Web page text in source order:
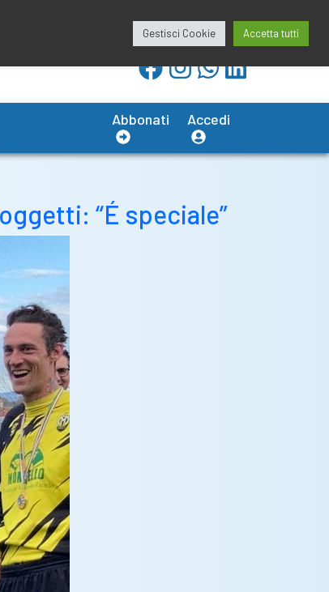
Abbonati Accedi
“É speciale”
Gestisci Cookie Accetta tutti